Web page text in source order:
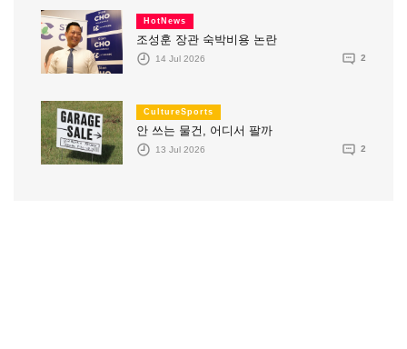
HotNews
조성훈 장관 숙박비용 논란
14 Jul 2026 2
CultureSports
안 쓰는 물건, 어디서 팔까
13 Jul 2026 2